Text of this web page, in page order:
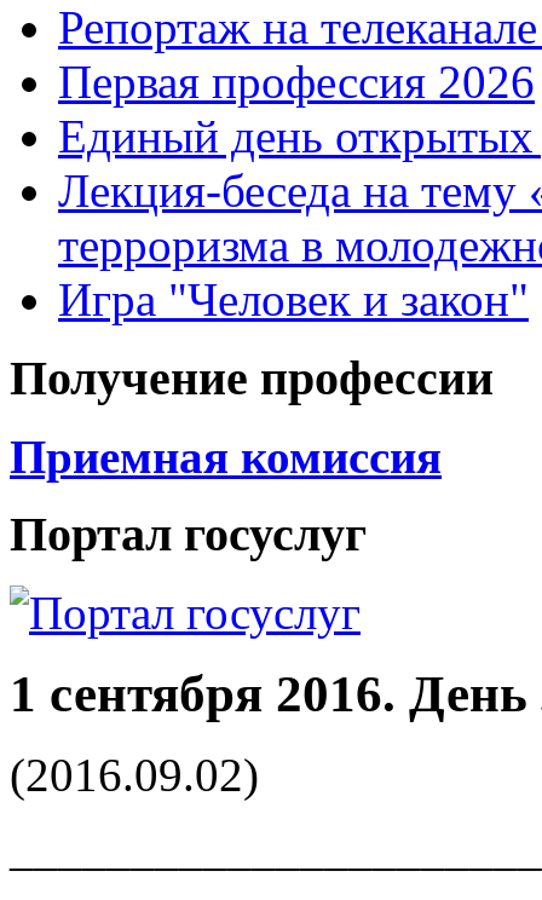
Репортаж на
Первая профессия 2026
Единый день открытых
Лекция-беседа на тему
терроризма в
Игра "Человек и закон"
Получение профессии
Приемная комиссия
Портал госуслуг
1 сентября 2016.
(2016.09.02)